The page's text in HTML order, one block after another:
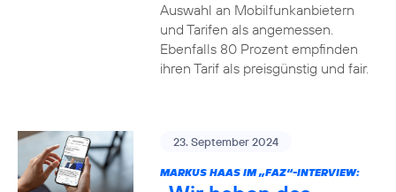
Auswahl an Mobilfunkanbietern
und Tarifen als angemessen.
Ebenfalls 80 Prozent empfinden
ihren Tarif als preisgünstig und fair.
23. September 2024
MARKUS HAAS IM „FAZ“-INTERVIEW: